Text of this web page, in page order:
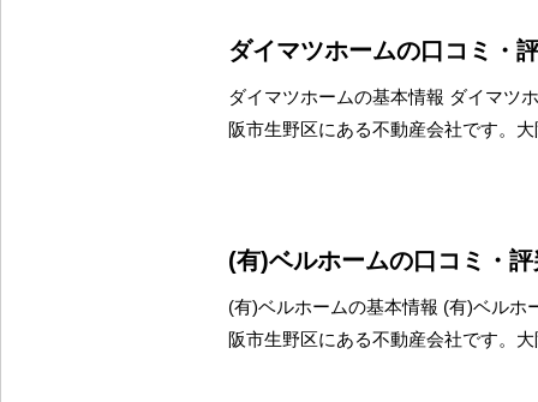
ダイマツホームの口コミ・
ダイマツホームの基本情報 ダイマツ
阪市生野区にある不動産会社です。
(有)ベルホームの口コミ・
(有)ベルホームの基本情報 (有)ベルホ
阪市生野区にある不動産会社です。